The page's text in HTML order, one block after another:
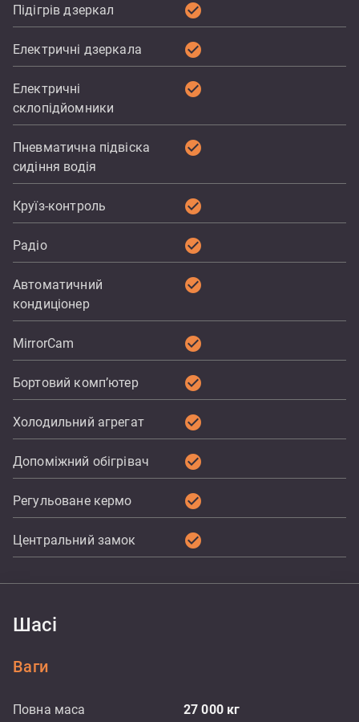
Підігрів дзеркал check_circle
Електричні дзеркала check_circle
Електричні
склопідйомники
check_circle
Пневматична підвіска
сидіння водія
check_circle
Круїз-контроль check_circle
Радіо check_circle
Автоматичний
кондиціонер
check_circle
MirrorCam check_circle
Бортовий комп’ютер check_circle
Холодильний агрегат check_circle
Допоміжний обігрівач check_circle
Регульоване кермо check_circle
Центральний замок check_circle
Шасі
Ваги
Повна маса 27 000 кг